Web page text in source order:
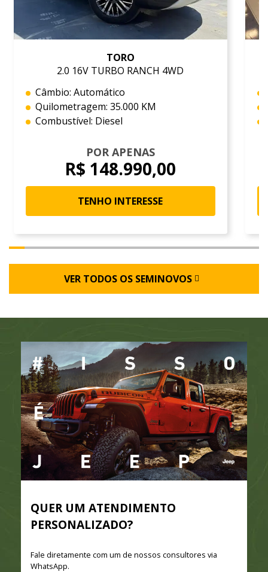
TORO
2.0 16V TURBO RANCH 4WD
Câmbio: Automático
Quilometragem: 35.000 KM
Combustível: Diesel
POR APENAS
R$ 148.990,00
TENHO INTERESSE
VER TODOS OS SEMINOVOS
QUER UM ATENDIMENTO
PERSONALIZADO?
Fale diretamente com um de nossos consultores via
WhatsApp.